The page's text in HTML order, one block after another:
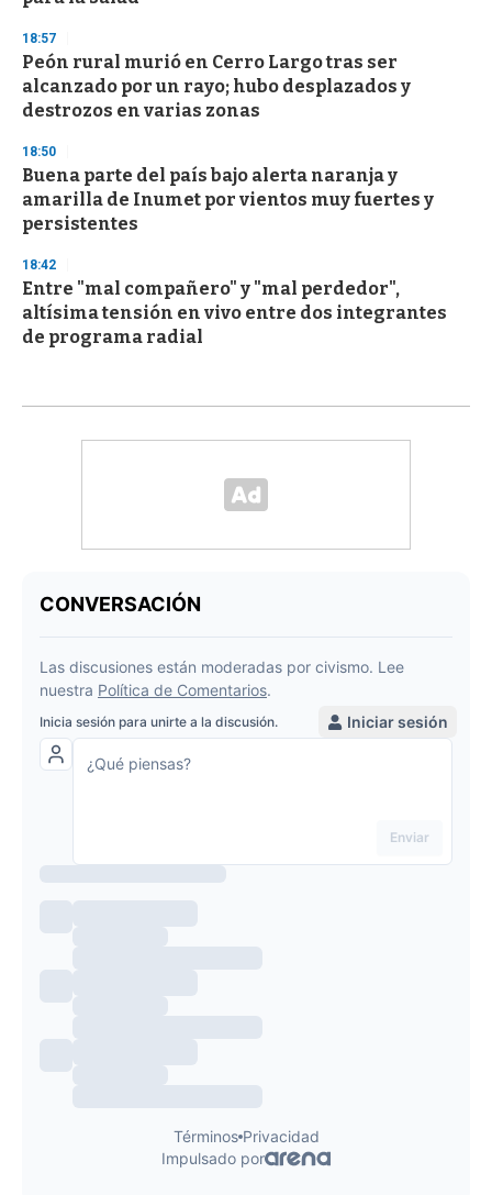
18:57
Peón rural murió en Cerro Largo tras ser
alcanzado por un rayo; hubo desplazados y
destrozos en varias zonas
18:50
Buena parte del país bajo alerta naranja y
amarilla de Inumet por vientos muy fuertes y
persistentes
18:42
Entre "mal compañero" y "mal perdedor",
altísima tensión en vivo entre dos integrantes
de programa radial